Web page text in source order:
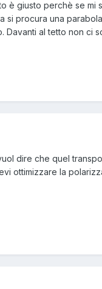
è giusto perchè se
si procura una
al tetto non
dire che quel
ottimizzare la